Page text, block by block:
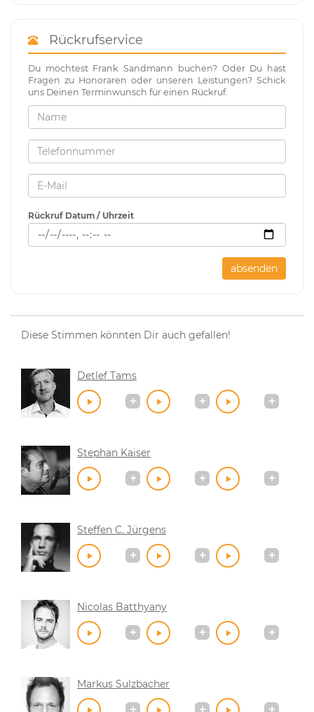
Rückrufservice
Du möchtest Frank Sandmann buchen? Oder Du hast
Fragen zu Honoraren oder unseren Leistungen? Schick
uns Deinen Terminwunsch für einen Rückruf.
Rückruf Datum / Uhrzeit
absenden
Diese Stimmen könnten Dir auch gefallen!
Detlef Tams
Stephan Kaiser
Steffen C. Jürgens
Nicolas Batthyany
Markus Sulzbacher